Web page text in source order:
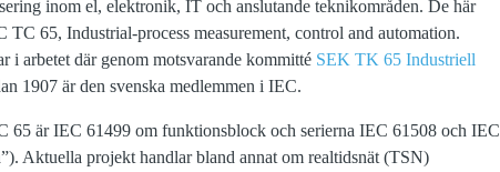
inom el, elektronik, IT och anslutande teknikområden. De här
65, Industrial-process measurement, control and automation.
i arbetet där genom motsvarande kommitté SEK TK 65 Industriell
1907 är den svenska medlemmen i IEC.
65 är IEC 61499 om funktionsblock och serierna IEC 61508 och IEC
Aktuella projekt handlar bland annat om realtidsnät (TSN)